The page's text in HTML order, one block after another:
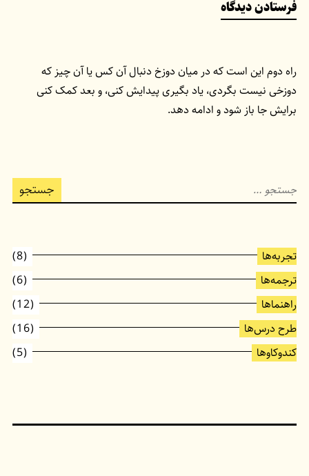
راه دوم این است که در میان دوزخ دنبال آن کس یا آن چیز که
دوزخی نیست بگردی، یاد بگیری پیدایش کنی، و بعد کمک کنی
برایش جا باز شود و ادامه دهد.
جستجو
برای:
تجربه‌ها
(8)
ترجمه‌ها
(6)
راهنماها
(12)
طرح درس‌ها
(16)
کندوکاوها
(5)